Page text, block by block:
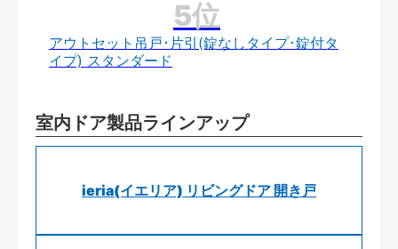
アウトセット吊戸･片引(錠なしタイプ･錠付タ
イプ) スタンダード
室内ドア製品ラインアップ
ieria(イエリア) リビングドア 開き戸